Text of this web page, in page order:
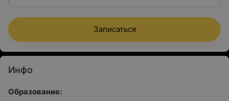
Записаться
Инфо
Образование: